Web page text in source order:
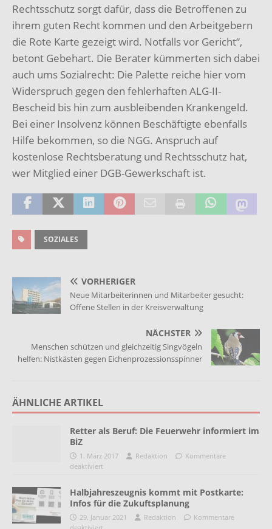
Rechtsschutz sorgt dafür, dass die Betroffenen zu
ihrem guten Recht kommen und den Arbeitgebern
die Rote Karte gezeigt wird. Notfalls vor Gericht“,
betont Gebehart. Die Berater kümmerten sich dabei
auch ums Sozialrecht: Die Palette reiche hier vom
Widerspruch gegen den fehlerhaften ALG-II-
Bescheid bis hin zum ausbleibenden Krankengeld.
Bei einer Insolvenz können Beschäftigte ebenfalls
Hilfe bekommen, so die NGG. Anspruch auf
kostenlose Rechtsberatung und Rechtsschutz hat,
wer Mitglied einer DGB-Gewerkschaft ist.
SOZIALES
VORHERIGER
Neue Mitarbeiterinnen und Mitarbeiter gesucht:
Offene Stellen in der Kreisverwaltung
NÄCHSTER
Menschen schützen und gleichzeitig Singvögeln
helfen: Nistkästen gegen Eichenprozessionsspinner
ÄHNLICHE ARTIKEL
Retter als Beruf: Die Feuerwehr informiert im
BiZ
1. März 2017 Redaktion
Kommentare
deaktiviert
Halbjahreszeugnis kommt mit Postkarte:
Infos für die Zukuftsplanung
29. Januar 2021 Redaktion
Kommentare